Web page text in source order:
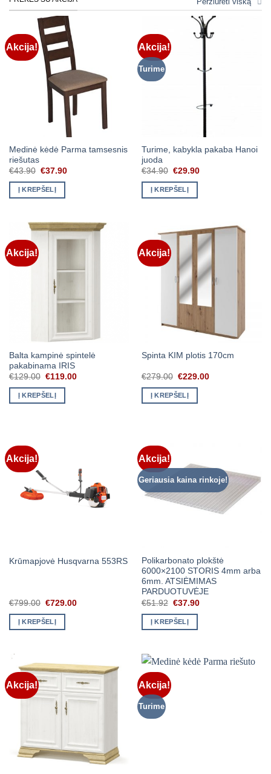
Akcija!
Medinė kėdė Parma tamsesnis
riešutas
€43.90 Original
was:
€43.90.
€37.90Current
Į KREPŠELĮ
Akcija!
Turime
Turime, kabykla pakaba Hanoi
juoda
€34.90 Original
was:
€34.90.
€29.90Current
Į KREPŠELĮ
Akcija!
Balta kampinė spintelė
pakabinama IRIS
€129.00 Original
was:
€129.00.
€119.00Current
Į KREPŠELĮ
Akcija!
Spinta KIM plotis 170cm
€279.00 Original
was:
€279.00.
€229.00Current
Į KREPŠELĮ
Akcija!
Krūmapjovė Husqvarna 553RS
€799.00 Original
was:
€799.00.
€729.00Current
Į KREPŠELĮ
Akcija!
Geriausia kaina rinkoje!
Polikarbonato plokštė
6000×2100 STORIS 4mm arba
6mm. ATSIĖMIMAS
PARDUOTUVĖJE
€51.92 Original
was:
€51.92.
€37.90Current
Į KREPŠELĮ
Akcija! Akcija!
Turime